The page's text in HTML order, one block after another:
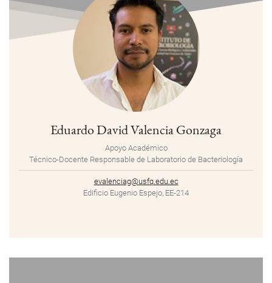
Eduardo David Valencia Gonzaga
Apoyo Académico
Técnico-Docente Responsable de Laboratorio de Bacteriología
evalenciag@usfq.edu.ec
Edificio Eugenio Espejo, EE-214